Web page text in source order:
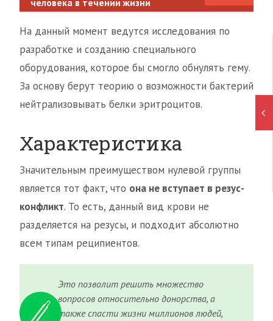
человека в течении жизни
На данный момент ведутся исследования по
разработке и созданию специального
оборудования, которое бы смогло обнулять гему.
За основу берут теорию о возможности бактерий
нейтрализовывать белки эритроцитов.
Характеристика
Значительным преимуществом нулевой группы
является тот факт, что она не вступает в резус-
конфликт. То есть, данный вид крови не
разделяется на резусы, и подходит абсолютно
всем типам реципиентов.
Это позволит решить множество
вопросов относительно донорства, а
также спасти жизни миллионов людей,